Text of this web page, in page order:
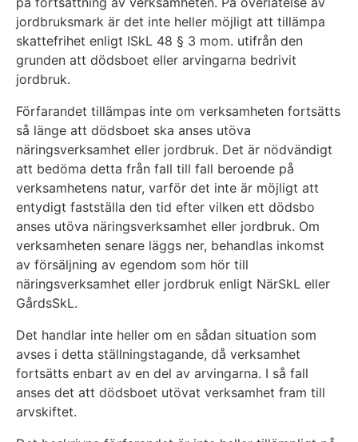
jordbruksmark är det inte heller möjligt att tillämpa
skattefrihet enligt ISkL 48 § 3 mom. utifrån den
grunden att dödsboet eller arvingarna bedrivit
jordbruk.
Förfarandet tillämpas inte om verksamheten fortsätts
så länge att dödsboet ska anses utöva
näringsverksamhet eller jordbruk. Det är nödvändigt
att bedöma detta från fall till fall beroende på
verksamhetens natur, varför det inte är möjligt att
entydigt fastställa den tid efter vilken ett dödsbo
anses utöva näringsverksamhet eller jordbruk. Om
verksamheten senare läggs ner, behandlas inkomst
av försäljning av egendom som hör till
näringsverksamhet eller jordbruk enligt NärSkL eller
GårdsSkL.
Det handlar inte heller om en sådan situation som
avses i detta ställningstagande, då verksamhet
fortsätts enbart av en del av arvingarna. I så fall
anses det att dödsboet utövat verksamhet fram till
arvskiftet.